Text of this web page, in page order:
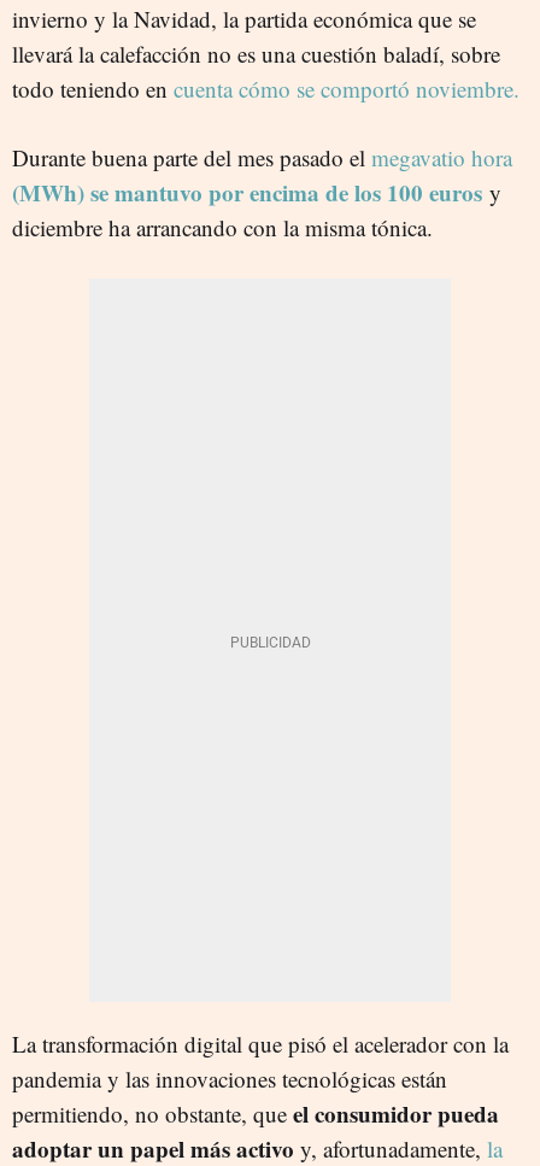
invierno y la Navidad, la partida económica que se
llevará la calefacción no es una cuestión baladí, sobre
todo teniendo en cuenta cómo se comportó noviembre.
Durante buena parte del mes pasado el megavatio hora
(MWh) se mantuvo por encima de los 100 euros y
diciembre ha arrancando con la misma tónica.
La transformación digital que pisó el acelerador con la
pandemia y las innovaciones tecnológicas están
permitiendo, no obstante, que el consumidor pueda
adoptar un papel más activo y, afortunadamente, la